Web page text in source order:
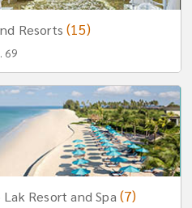
Resorts(15)
69
Resort and Spa (7)